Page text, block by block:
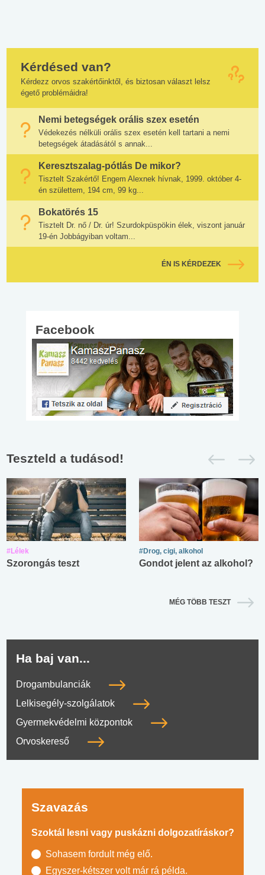
Kérdésed van?
Kérdezz orvos szakértőinktől, és biztosan választ lelsz
égető problémáidra!
Nemi betegségek orális szex esetén
Védekezés nélküli orális szex esetén kell tartani a nemi
betegségek átadásától s annak...
Keresztszalag-pótlás De mikor?
Tisztelt Szakértő! Engem Alexnek hívnak, 1999. október 4-
én születtem, 194 cm, 99 kg...
Bokatörés 15
Tisztelt Dr. nő / Dr. úr! Szurdokpüspökin élek, viszont január
19-én Jobbágyiban voltam...
ÉN IS KÉRDEZEK
Facebook
Teszteld a tudásod!
#Lélek
Szorongás teszt
#Drog, cigi, alkohol
Gondot jelent az alkohol?
MÉG TÖBB TESZT
Ha baj van...
Drogambulanciák
Lelkisegély-szolgálatok
Gyermekvédelmi központok
Orvoskereső
Szavazás
Szoktál lesni vagy puskázni dolgozatíráskor?
Sohasem fordult még elő.
Egyszer-kétszer volt már rá példa.